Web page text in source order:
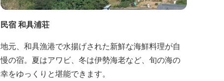
民宿 和具浦荘
地元、和具漁港で水揚げされた新鮮な海鮮料理が自
慢の宿。夏はアワビ、冬は伊勢海老など、旬の海の
幸をゆっくりと堪能できます。